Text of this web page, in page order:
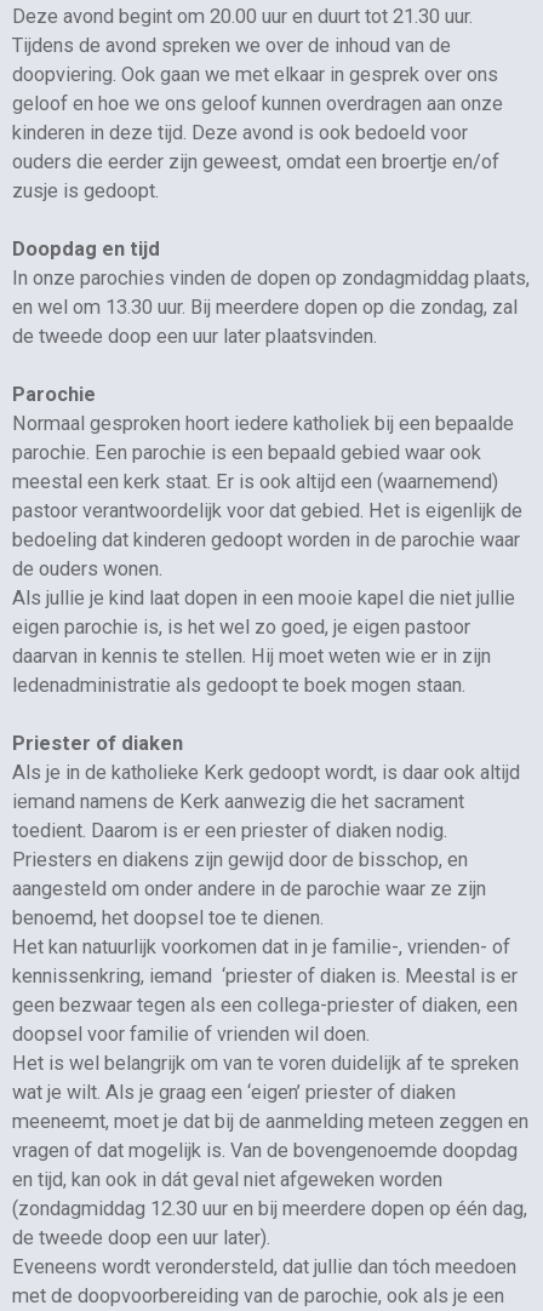
Deze avond begint om 20.00 uur en duurt tot 21.30 uur.
Tijdens de avond spreken we over de inhoud van de
doopviering. Ook gaan we met elkaar in gesprek over ons
geloof en hoe we ons geloof kunnen overdragen aan onze
kinderen in deze tijd. Deze avond is ook bedoeld voor
ouders die eerder zijn geweest, omdat een broertje en/of
zusje is gedoopt.
Doopdag en tijd
In onze parochies vinden de dopen op zondagmiddag plaats,
en wel om 13.30 uur. Bij meerdere dopen op die zondag, zal
de tweede doop een uur later plaatsvinden.
Parochie
Normaal gesproken hoort iedere katholiek bij een bepaalde
parochie. Een parochie is een bepaald gebied waar ook
meestal een kerk staat. Er is ook altijd een (waarnemend)
pastoor verantwoordelijk voor dat gebied. Het is eigenlijk de
bedoeling dat kinderen gedoopt worden in de parochie waar
de ouders wonen.
Als jullie je kind laat dopen in een mooie kapel die niet jullie
eigen parochie is, is het wel zo goed, je eigen pastoor
daarvan in kennis te stellen. Hij moet weten wie er in zijn
ledenadministratie als gedoopt te boek mogen staan.
Priester of diaken
Als je in de katholieke Kerk gedoopt wordt, is daar ook altijd
iemand namens de Kerk aanwezig die het sacrament
toedient. Daarom is er een priester of diaken nodig.
Priesters en diakens zijn gewijd door de bisschop, en
aangesteld om onder andere in de parochie waar ze zijn
benoemd, het doopsel toe te dienen.
Het kan natuurlijk voorkomen dat in je familie-, vrienden- of
kennissenkring, iemand ‘priester of diaken is. Meestal is er
geen bezwaar tegen als een collega-priester of diaken, een
doopsel voor familie of vrienden wil doen.
Het is wel belangrijk om van te voren duidelijk af te spreken
wat je wilt. Als je graag een ‘eigen’ priester of diaken
meeneemt, moet je dat bij de aanmelding meteen zeggen en
vragen of dat mogelijk is. Van de bovengenoemde doopdag
en tijd, kan ook in dát geval niet afgeweken worden
(zondagmiddag 12.30 uur en bij meerdere dopen op één dag,
de tweede doop een uur later).
Eveneens wordt verondersteld, dat jullie dan tóch meedoen
met de doopvoorbereiding van de parochie, ook als je een